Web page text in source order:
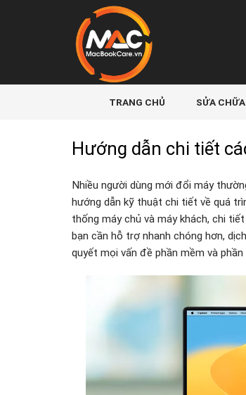
TRANG CHỦ SỬA
Hướng dẫn chi tiết
Nhiều người dùng mới đổi máy
hướng dẫn kỹ thuật chi tiết về quá
thống máy chủ và máy khách, chi
bạn cần hỗ trợ nhanh chóng hơn,
quyết mọi vấn đề phần mềm và phần